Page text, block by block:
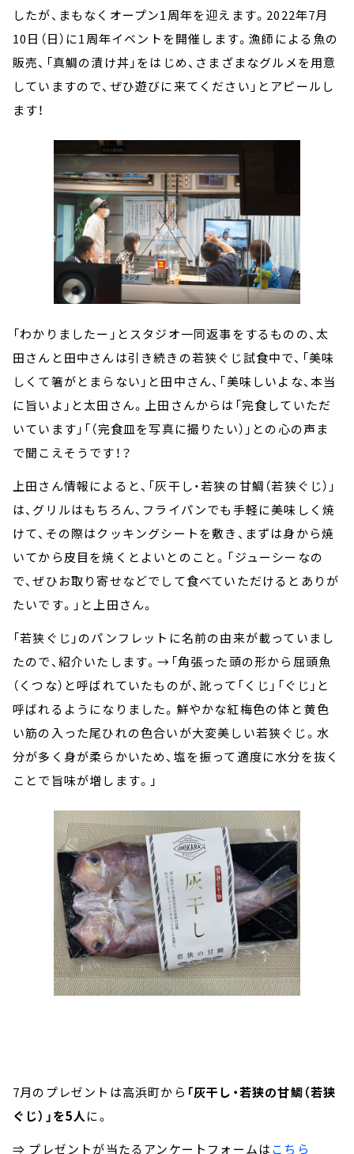
したが、まもなくオープン1周年を迎えます。2022年7月
10日（日）に1周年イベントを開催します。漁師による魚の
販売、「真鯛の漬け丼」をはじめ、さまざまなグルメを用意
していますので、ぜひ遊びに来てください」とアピールし
ます！
「わかりましたー」とスタジオ一同返事をするものの、太
田さんと田中さんは引き続きの若狭ぐじ試食中で、「美味
しくて箸がとまらない」と田中さん、「美味しいよな、本当
に旨いよ」と太田さん。上田さんからは「完食していただ
いています」「（完食皿を写真に撮りたい）」との心の声ま
で聞こえそうです！？
上田さん情報によると、「灰干し・若狭の甘鯛（若狭ぐじ）」
は、グリルはもちろん、フライパンでも手軽に美味しく焼
けて、その際はクッキングシートを敷き、まずは身から焼
いてから皮目を焼くとよいとのこと。「ジューシーなの
で、ぜひお取り寄せなどでして食べていただけるとありが
たいです。」と上田さん。
「若狭ぐじ」のパンフレットに名前の由来が載っていまし
たので、紹介いたします。→「角張った頭の形から屈頭魚
（くつな）と呼ばれていたものが、訛って「くじ」「ぐじ」と
呼ばれるようになりました。鮮やかな紅梅色の体と黄色
い筋の入った尾ひれの色合いが大変美しい若狭ぐじ。水
分が多く身が柔らかいため、塩を振って適度に水分を抜く
ことで旨味が増します。」
7月のプレゼントは高浜町から 「灰干し・若狭の甘鯛（若狭
ぐじ）」を5人に。
⇒ プレゼントが当たるアンケートフォームはこちら